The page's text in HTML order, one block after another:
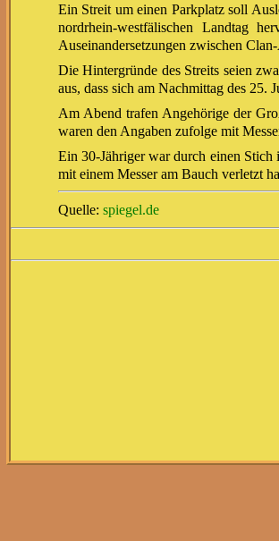
Ein Streit um einen Parkplatz soll
nordrhein-westfälischen Landtag
Auseinandersetzungen zwischen
Die Hintergründe des Streits seien
aus, dass sich am Nachmittag des 25.
Am Abend trafen Angehörige der
waren den Angaben zufolge mit
Ein 30-Jähriger war durch einen
mit einem Messer am Bauch verletzt
Quelle: spiegel.de